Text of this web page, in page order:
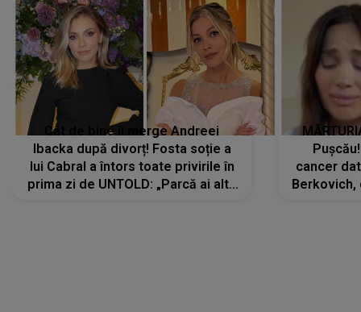
Cât de bine îi merge Andreei
Ibacka după divorț! Fosta soție a
lui Cabral a întors toate privirile în
prima zi de UNTOLD: „Parcă ai altă
cancer
Berkovich,